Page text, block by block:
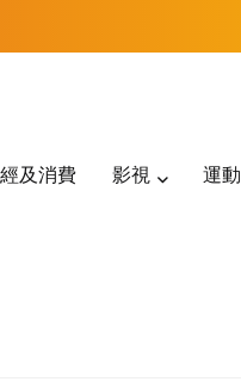
及消費 影視 運動